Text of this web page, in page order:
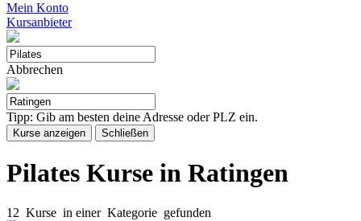
Mein Konto
Kursanbieter
Abbrechen
Tipp: Gib am besten deine Adresse oder PLZ ein.
Kurse anzeigen Schließen
Pilates Kurse in Ratingen
12 Kurse in einer Kategorie gefunden